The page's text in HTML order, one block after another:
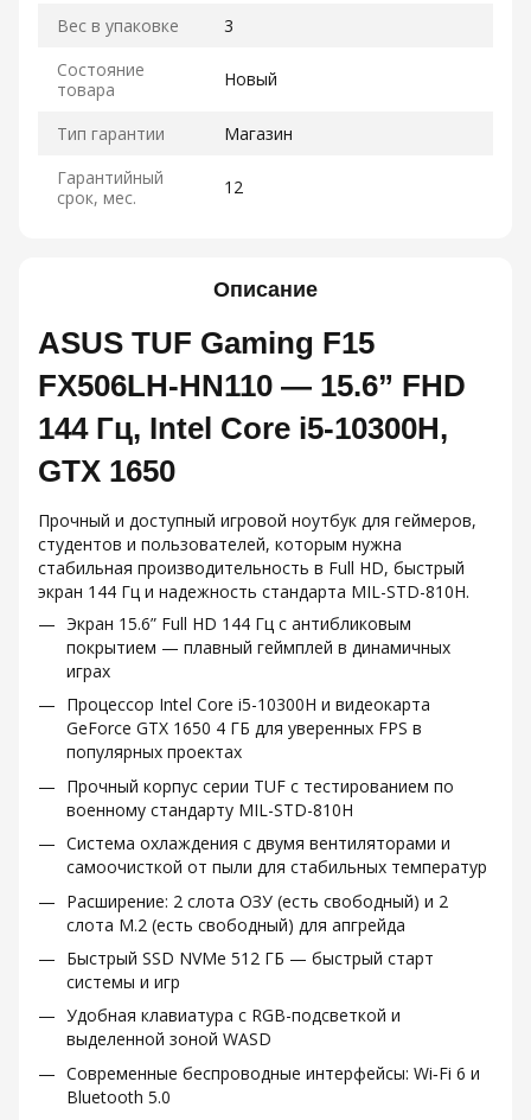
Вес в упаковке
3
Состояние
товара
Новый
Тип гарантии
Магазин
Гарантийный
срок, мес.
12
Описание
ASUS TUF Gaming F15
FX506LH-HN110 — 15.6” FHD
144 Гц, Intel Core i5-10300H,
GTX 1650
Прочный и доступный игровой ноутбук для геймеров,
студентов и пользователей, которым нужна
стабильная производительность в Full HD, быстрый
экран 144 Гц и надежность стандарта MIL-STD-810H.
Экран 15.6” Full HD 144 Гц с антибликовым
покрытием — плавный геймплей в динамичных
играх
Процессор Intel Core i5-10300H и видеокарта
GeForce GTX 1650 4 ГБ для уверенных FPS в
популярных проектах
Прочный корпус серии TUF с тестированием по
военному стандарту MIL-STD-810H
Система охлаждения с двумя вентиляторами и
самоочисткой от пыли для стабильных температур
Расширение: 2 слота ОЗУ (есть свободный) и 2
слота M.2 (есть свободный) для апгрейда
Быстрый SSD NVMe 512 ГБ — быстрый старт
системы и игр
Удобная клавиатура с RGB-подсветкой и
выделенной зоной WASD
Современные беспроводные интерфейсы: Wi‑Fi 6 и
Bluetooth 5.0